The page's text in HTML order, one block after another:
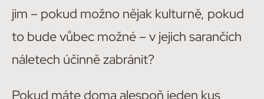
jim – pokud možno nějak kulturně, pokud
to bude vůbec možné – v jejich sarančích
náletech účinně zabránit?
Pokud máte doma alespoň jeden kus